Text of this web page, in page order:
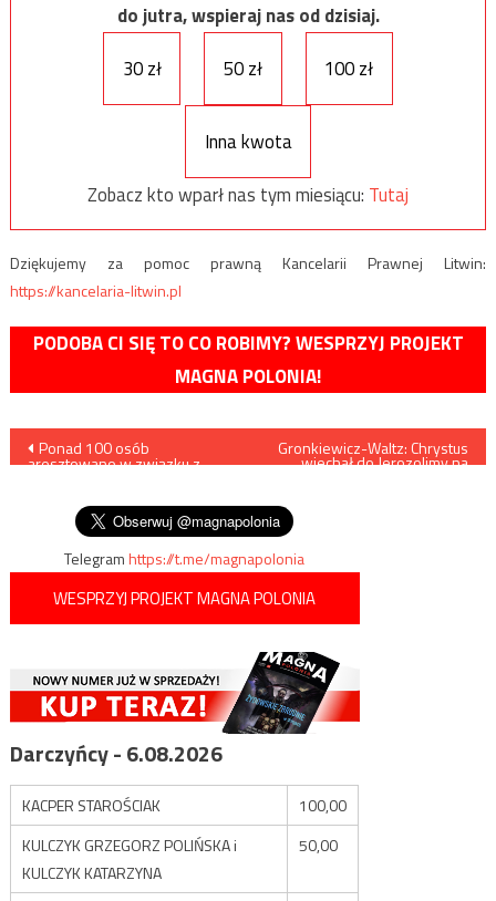
do jutra, wspieraj nas od dzisiaj.
30 zł
50 zł 100 zł
Inna kwota
Zobacz kto wparł nas tym miesiącu: Tutaj
Dziękujemy za pomoc prawną Kancelarii Prawnej Litwin:
https://kancelaria-litwin.pl
PODOBA CI SIĘ TO CO ROBIMY? WESPRZYJ PROJEKT
MAGNA POLONIA!
Nawigacja
wpisu
Ponad 100 osób
aresztowano w związku z
Gronkiewicz-Waltz: Chrystus
wjechał do Jerozolimy na
Telegramhttps://t.me/magnapolonia
WESPRZYJ PROJEKT MAGNA POLONIA
Darczyńcy - 6.08.2026
KACPER STAROŚCIAK
100,00
KULCZYK GRZEGORZ POLIŃSKA i
KULCZYK KATARZYNA
50,00